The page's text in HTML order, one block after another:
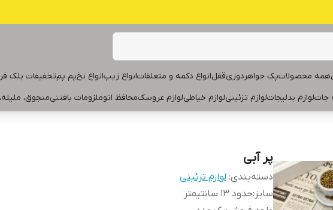
همه محصولاتپک جواهردوزیقفلانواع دکمه و متعلقاتانواع زیپانواع نخپم پمتخفیفات بلک
جاتلوازم بدلیجاتلوازم تزئینیلوازم خیاطیلوازم عروسکمحافظ اتوملزومات بافتنیمنجوق،
پر آبی
دسته‌بندی: لوازم تزئینی
سایز :حدود ۱۳ سانتیمتر